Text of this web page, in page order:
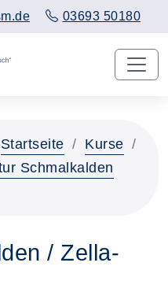
03693 50180
Startseite
Kurse
Schmalkalden
/ Zella-